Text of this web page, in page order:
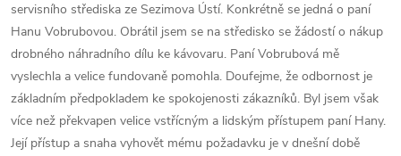
servisního střediska ze Sezimova Ústí. Konkrétně se jedná o paní
Hanu Vobrubovou. Obrátil jsem se na středisko se žádostí o nákup
drobného náhradního dílu ke kávovaru. Paní Vobrubová mě
vyslechla a velice fundovaně pomohla. Doufejme, že odbornost je
základním předpokladem ke spokojenosti zákazníků. Byl jsem však
více než překvapen velice vstřícným a lidským přístupem paní Hany.
Její přístup a snaha vyhovět mému požadavku je v dnešní době